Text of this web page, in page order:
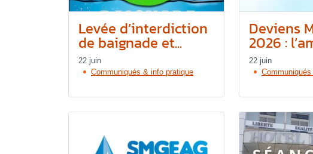
Levée d’interdiction
de baignade et...
22 juin
Communiqués & info pratique
Deviens
2026 :
22 juin